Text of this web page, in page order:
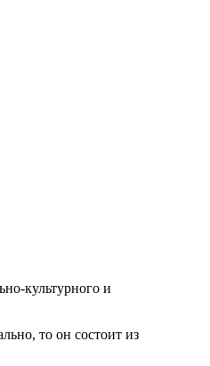
культурного и
то он состоит из